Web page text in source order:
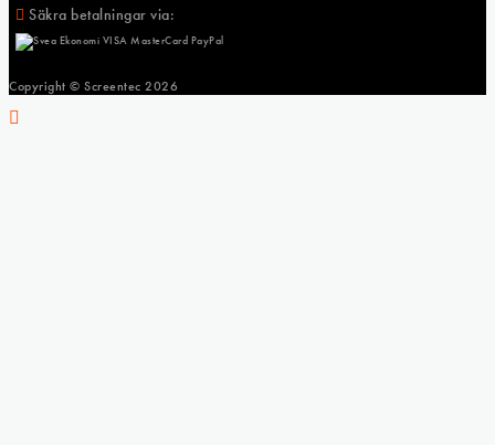
Säkra betalningar via:
Copyright © Screentec 2026